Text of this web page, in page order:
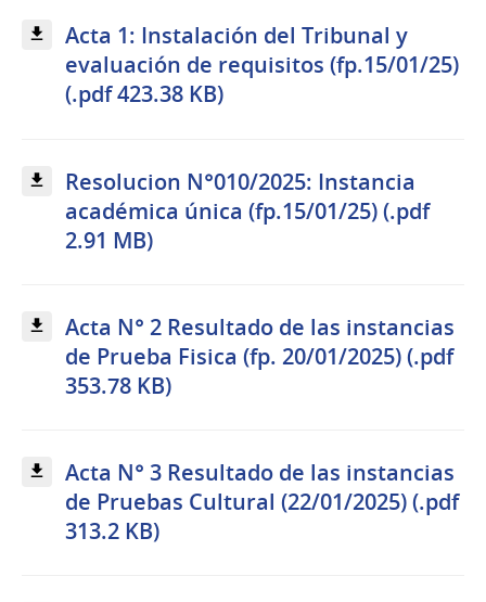
Acta 1: Instalación del Tribunal y
evaluación de requisitos (fp.15/01/25)
(.pdf 423.38 KB)
Resolucion N°010/2025: Instancia
académica única (fp.15/01/25) (.pdf
2.91 MB)
Acta N° 2 Resultado de las instancias
de Prueba Fisica (fp. 20/01/2025) (.pdf
353.78 KB)
Acta N° 3 Resultado de las instancias
de Pruebas Cultural (22/01/2025) (.pdf
313.2 KB)